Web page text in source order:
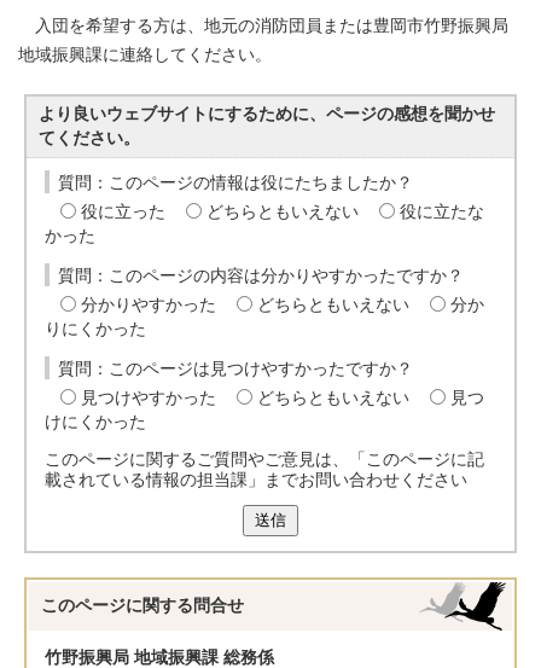
入団を希望する方は、地元の消防団員または豊岡市竹野振興局
地域振興課に連絡してください。
より良いウェブサイトにするために、ページの感想を聞かせ
てください。
質問：このページの情報は役にたちましたか？
役に立った
どちらともいえない
役に立たな
かった
質問：このページの内容は分かりやすかったですか？
分かりやすかった
どちらともいえない
分か
りにくかった
質問：このページは見つけやすかったですか？
見つけやすかった
どちらともいえない
見つ
けにくかった
このページに関するご質問やご意見は、「このページに記
載されている情報の担当課」までお問い合わせください
送信
このページに関する 問合せ
竹野振興局 地域振興課 総務係